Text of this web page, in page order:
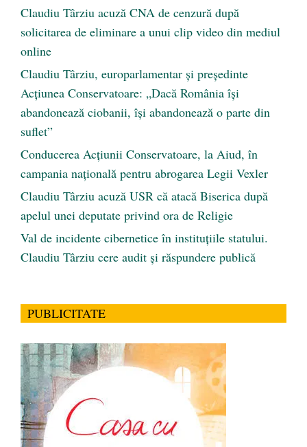
Claudiu Târziu acuză CNA de cenzură după
solicitarea de eliminare a unui clip video din mediul
online
Claudiu Târziu, europarlamentar și președinte
Acțiunea Conservatoare: „Dacă România își
abandonează ciobanii, își abandonează o parte din
suflet”
Conducerea Acțiunii Conservatoare, la Aiud, în
campania națională pentru abrogarea Legii Vexler
Claudiu Târziu acuză USR că atacă Biserica după
apelul unei deputate privind ora de Religie
Val de incidente cibernetice în instituțiile statului.
Claudiu Târziu cere audit și răspundere publică
PUBLICITATE